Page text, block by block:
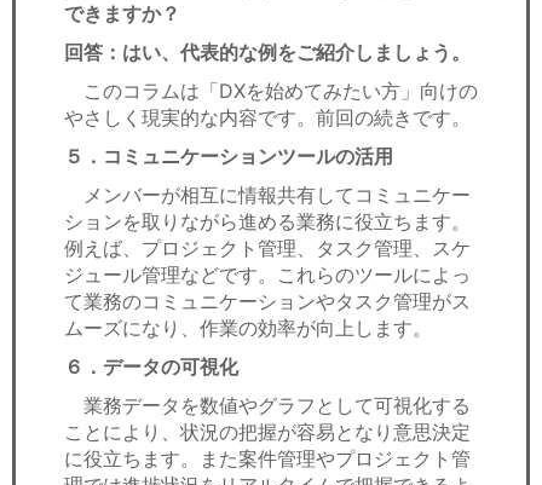
ＩＴ
飲食店情報
できますか？
回答：はい、代表的な例をご紹介しましょう。
このコラムは「DXを始めてみたい方」向けの
やさしく現実的な内容です。前回の続きです。
５．コミュニケーションツールの活用
メンバーが相互に情報共有してコミュニケー
ションを取りながら進める業務に役立ちます。
例えば、プロジェクト管理、タスク管理、スケ
ジュール管理などです。これらのツールによっ
て業務のコミュニケーションやタスク管理がス
ムーズになり、作業の効率が向上します。
６．データの可視化
業務データを数値やグラフとして可視化する
ことにより、状況の把握が容易となり意思決定
に役立ちます。また案件管理やプロジェクト管